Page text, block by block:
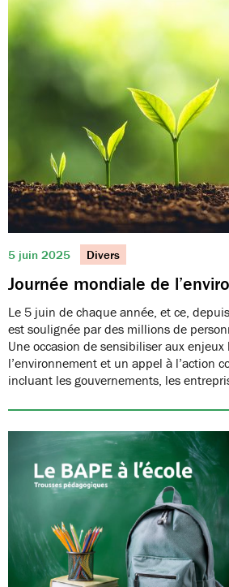
5 juin 2025 Divers
Journée mondiale de
Le 5 juin de chaque année, et ce,
est soulignée par des millions de
Une occasion de sensibiliser aux
l’environnement et un appel à l’action
incluant les gouvernements, les